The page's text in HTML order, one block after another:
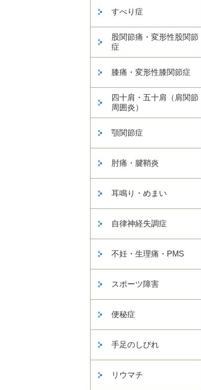
すべり症
股関節痛・変形性股関節
症
膝痛・変形性膝関節症
四十肩・五十肩（肩関節
周囲炎）
顎関節症
肘痛・腱鞘炎
耳鳴り・めまい
自律神経失調症
不妊・生理痛・PMS
スポーツ障害
便秘症
手足のしびれ
リウマチ